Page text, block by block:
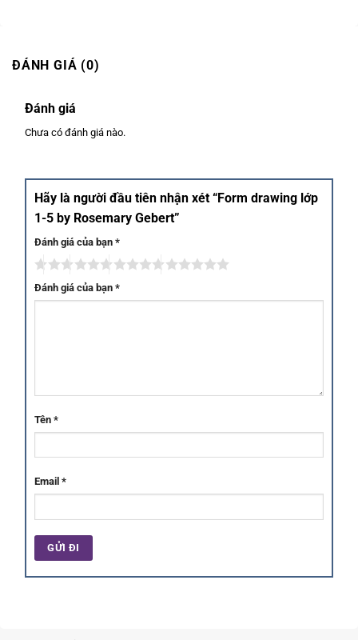
ĐÁNH GIÁ (0)
Đánh giá
Chưa có đánh giá nào.
Hãy là người đầu tiên nhận xét “Form drawing lớp
1-5 by Rosemary Gebert”
Đánh giá của bạn *
Đánh giá của bạn *
Tên *
Email *